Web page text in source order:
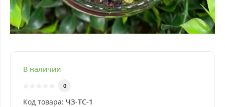
В наличии
0
Код товара: ЧЗ-ТС-1